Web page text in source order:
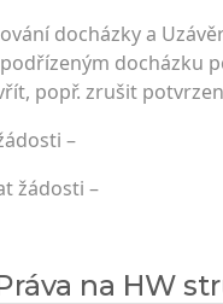
docházky a
docházku
popř. zrušit
–
žádosti –
na HW